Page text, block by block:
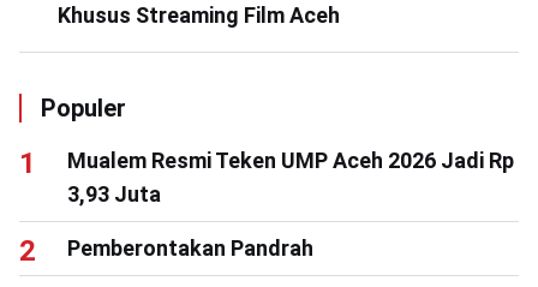
Khusus Streaming Film Aceh
Populer
Mualem Resmi Teken UMP Aceh 2026 Jadi Rp
3,93 Juta
Pemberontakan Pandrah